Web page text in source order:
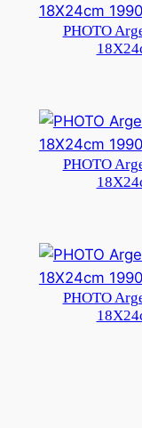
PHOTO
PHOTO
PHOTO